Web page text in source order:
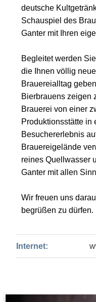
Internet:
deutsche
Schauspiel des
Ganter mit Ihren
Begleitet werden
die Ihnen völlig
Brauereialltag
Bierbrauens zeigen
Brauerei von einer
Produktionsstätte in
Besuchererlebnis
Brauereigelände
reines Quellwasser
Ganter mit allen
Wir freuen uns
begrüßen zu dürfen.